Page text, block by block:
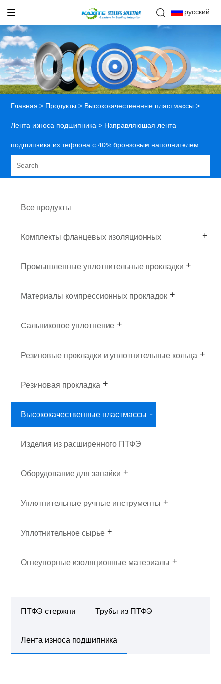
русский
Главная > Продукты > Высококачественные пластмассы >
Лента износа подшипника > Направляющая лента
подшипника из тефлона с 40% бронзовым наполнителем
Все продукты
Комплекты фланцевых изоляционных
прокладок
Промышленные уплотнительные прокладки
Материалы компрессионных прокладок
Сальниковое уплотнение
Резиновые прокладки и уплотнительные кольца
Резиновая прокладка
Высококачественные пластмассы
Изделия из расширенного ПТФЭ
Оборудование для запайки
Уплотнительные ручные инструменты
Уплотнительное сырье
Огнеупорные изоляционные материалы
ПТФЭ стержни Трубы из ПТФЭ
Лента износа подшипника